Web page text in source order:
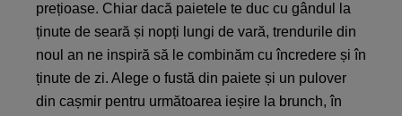
prețioase. Chiar dacă paietele te duc cu gândul la
ținute de seară și nopți lungi de vară, trendurile din
noul an ne inspiră să le combinăm cu încredere și în
ținute de zi. Alege o fustă din paiete și un pulover
din cașmir pentru următoarea ieșire la brunch, în